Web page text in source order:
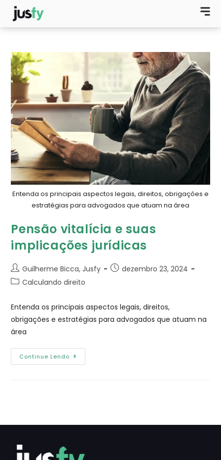
Entenda os principais aspectos legais, direitos, obrigações e
estratégias para advogados que atuam na área
Pensão vitalícia e suas
implicações jurídicas
Guilherme Bicca, Jusfy
dezembro 23, 2024
Calculando direito
Entenda os principais aspectos legais, direitos,
obrigações e estratégias para advogados que atuam na
área
Continue Lendo